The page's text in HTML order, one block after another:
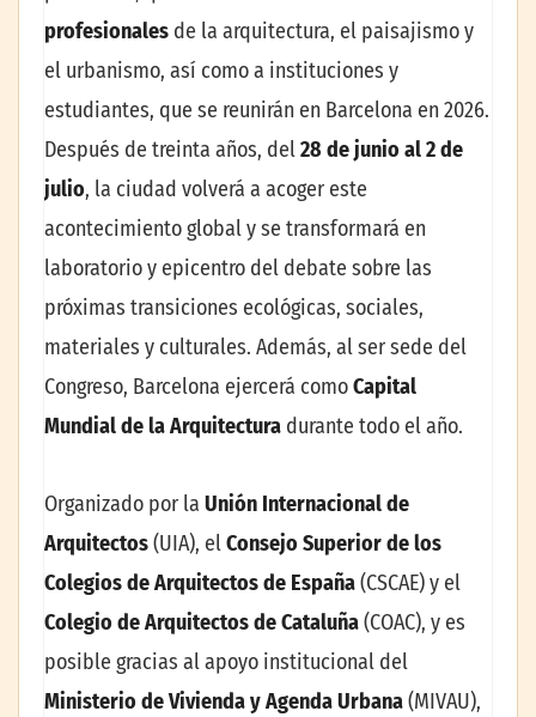
profesionales de la arquitectura, el paisajismo y
el urbanismo, así como a instituciones y
estudiantes, que se reunirán en Barcelona en 2026.
Después de treinta años, del28 de junio al 2 de
julio, la ciudad volverá a acoger este
acontecimiento global y se transformará en
laboratorio y epicentro del debate sobre las
próximas transiciones ecológicas, sociales,
materiales y culturales. Además, al ser sede del
Congreso, Barcelona ejercerá comoCapital
Mundial de la Arquitectura durante todo el año.
Organizado por la Unión Internacional de
Arquitectos(UIA), elConsejo Superior de los
Colegios de Arquitectos de España(CSCAE) y el
Colegio de Arquitectos de Cataluña(COAC), y es
posible gracias al apoyo institucional del
Ministerio de Vivienda y Agenda Urbana(MIVAU),